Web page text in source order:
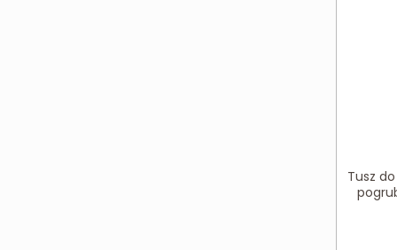
Tusz